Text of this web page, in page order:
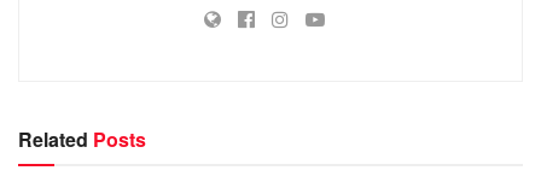
Related Posts